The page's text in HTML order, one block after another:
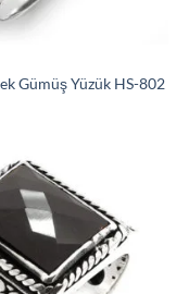
Gümüş Yüzük HS-802
Listeme
Ekle